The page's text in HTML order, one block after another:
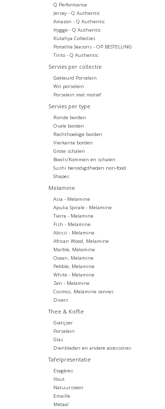
Q Performance
Jersey - Q Authentic
Amazon - Q Authentic
Hygge - Q Authentic
Kütahya Collecties
Porcelite Seasons - OP BESTELLING
Tinto - Q Authentic
Servies per collectie
Gekleurd Porselein
Wit porselein
Porselein met motief
Servies per type
Ronde borden
Ovale borden
Rechthoekige borden
Vierkante borden
Grote schalen
Bowls/Kommen en schalen
Sushi benodigdheden non-food
Shapes
Melamine
Asia - Melamine
Apulia Spirale - Melamine
Tierra - Melamine
Fish - Melamine
Abissi - Melamine
African Wood, Melamine
Marble, Melamine
Ocean, Melamine
Pebble, Melamine
White - Melamine
Zen - Melamine
Cosmos, Melamine servies
Divers
Thee & Koffie
Gietijzer
Porselein
Glas
Dienbladen en andere accessoires
Tafelpresentatie
Etagères
Hout
Natuursteen
Emaille
Metaal